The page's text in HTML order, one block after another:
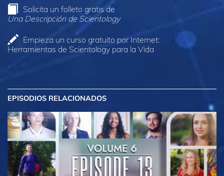
Solicita un folleto gratis de
Una Descripción de Scientology
Empieza un curso gratuito por Internet:
Herramientas de Scientology para la Vida
EPISODIOS RELACIONADOS